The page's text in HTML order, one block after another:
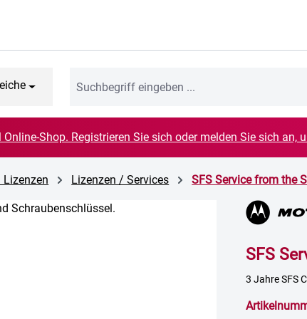
Shop. Registrieren Sie sich oder melden Sie sich an,
Lizenzen Lizenzen / Services SFS Service from the
SFS
3 Jahre SFS